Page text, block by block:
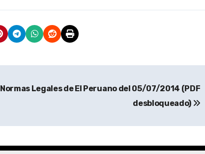
Normas Legales de El Peruano del 05/07/2014 (PDF
desbloqueado)